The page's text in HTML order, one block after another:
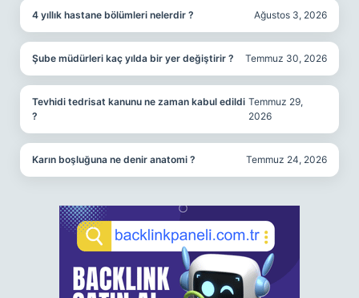
4 yıllık hastane bölümleri nelerdir ? Ağustos 3, 2026
Şube müdürleri kaç yılda bir yer değiştirir ? Temmuz 30, 2026
Tevhidi tedrisat kanunu ne zaman kabul edildi
?
Temmuz 29,
2026
Karın boşluğuna ne denir anatomi ? Temmuz 24, 2026